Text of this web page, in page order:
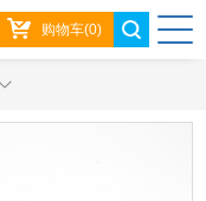
购物车(0)